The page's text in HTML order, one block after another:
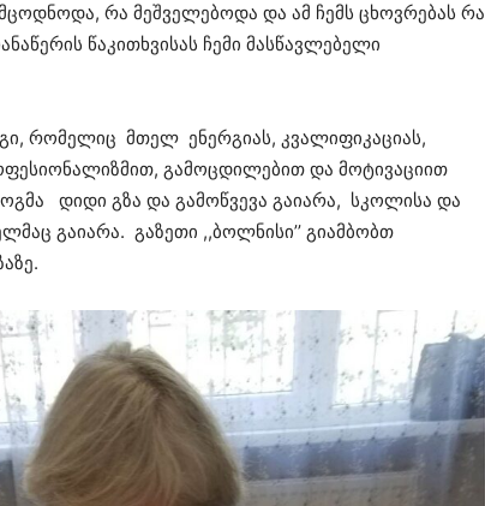
რა მეშველებოდა და ამ ჩემს ცხოვრებას რა
წაკითხვისას ჩემი მასწავლებელი
რომელიც მთელ ენერგიას, კვალიფიკაციას,
გამოცდილებით და მოტივაციით
დიდი გზა და გამოწვევა გაიარა, სკოლისა და
გაიარა. გაზეთი ,,ბოლნისი’’ გიამბობთ